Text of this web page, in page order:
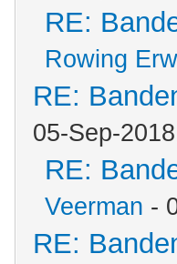
RE:
Rowing
RE:
05-Sep-
RE:
Veerman -
RE: